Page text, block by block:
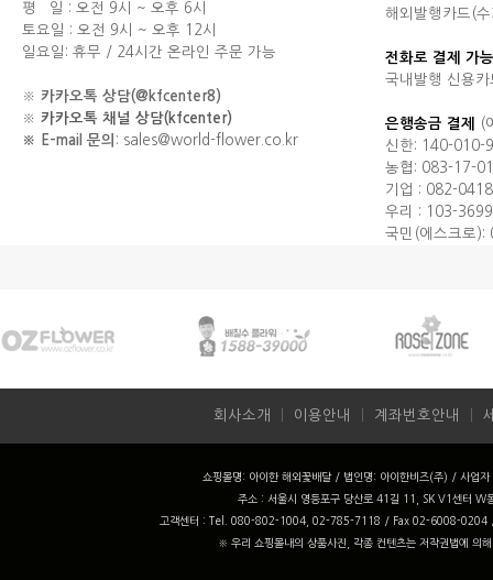
평 일 : 오전 9시 ~ 오후 6시
토요일 : 오전 9시 ~ 오후 12시
일요일: 휴무 / 24시간 온라인 주문 가능
※ 카카오톡 상담(@kfcenter8)
※ 카카오톡 채널 상담(kfcenter)
※ E-mail 문의 : sales@world-flower.co.kr
해외발행카드(
전화로 결제 가
국내발행 신용
은행송금 결제
(
신한: 140-010-
농협: 083-17-
기업 : 082-
우리 : 103-
국민(에스크로
회사소개 이용안내 계좌번호안내
쇼핑몰명: 아이한 해외꽃배달 / 법인명: 아이한비즈(주) / 사업
주소 : 서울시 영등포구 당산로 41길 11, SK V1센터
고객센터 : Tel. 080-802-1004, 02-785-7118 / Fax 02-6008-0204
※ 우리 쇼핑몰내의 상품사진, 각종 컨텐츠는 저작권법에 의